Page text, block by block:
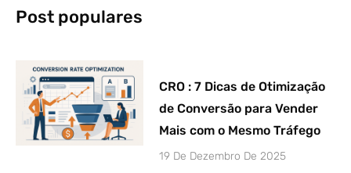
Post populares
CRO : 7 Dicas de Otimização
de Conversão para Vender
Mais com o Mesmo Tráfego
19 De Dezembro De 2025